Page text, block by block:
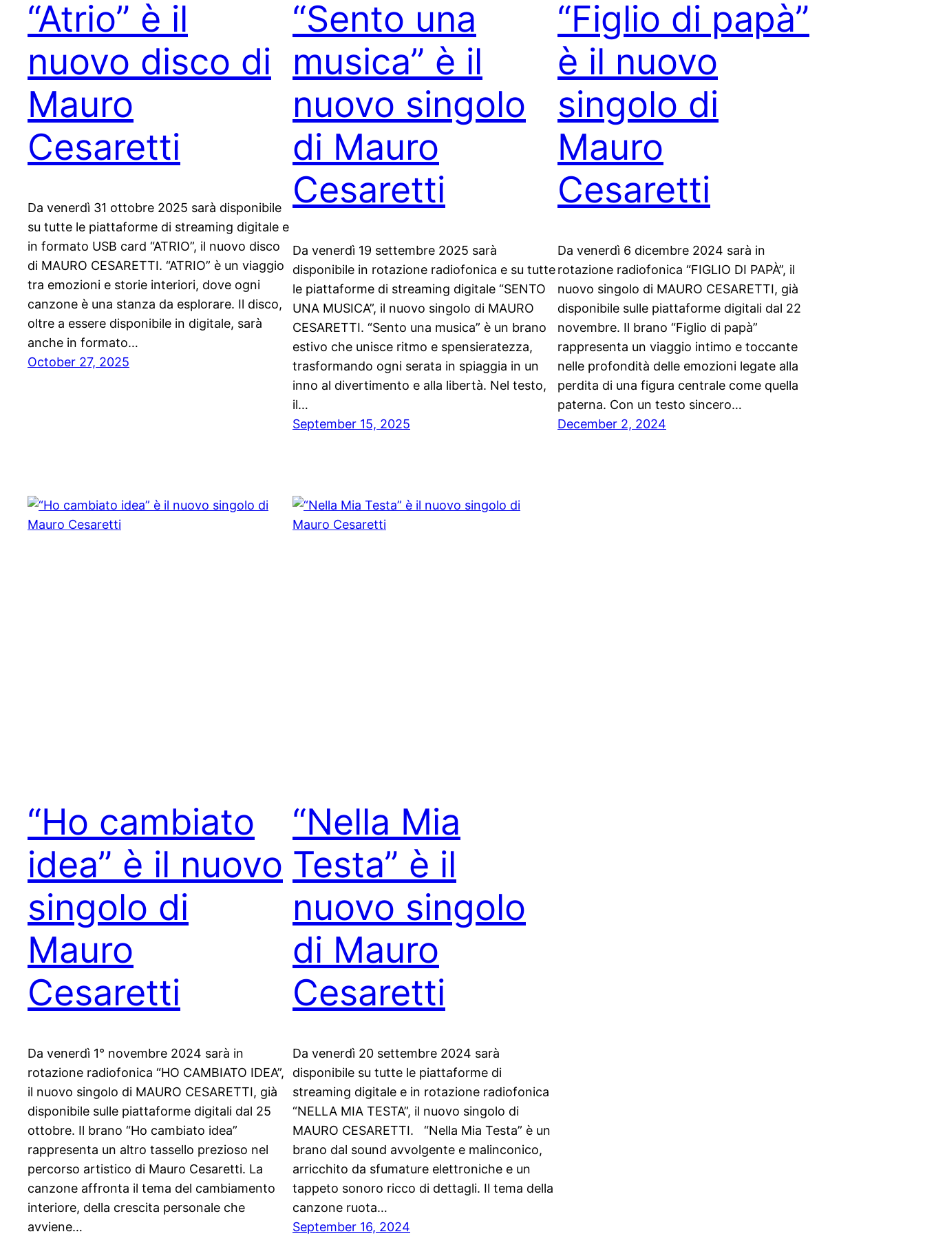
“Atrio” è il
nuovo disco di
Mauro
Cesaretti
Da venerdì 31 ottobre 2025 sarà disponibile
su tutte le piattaforme di streaming digitale e
in formato USB card “ATRIO”, il nuovo disco
di MAURO CESARETTI. “ATRIO” è un viaggio
tra emozioni e storie interiori, dove ogni
canzone è una stanza da esplorare. Il disco,
oltre a essere disponibile in digitale, sarà
anche in formato…
October 27, 2025
“Sento una
musica” è il
nuovo singolo
di Mauro
Cesaretti
Da venerdì 19 settembre 2025 sarà
disponibile in rotazione radiofonica e su tutte
le piattaforme di streaming digitale “SENTO
UNA MUSICA”, il nuovo singolo di MAURO
CESARETTI. “Sento una musica” è un brano
estivo che unisce ritmo e spensieratezza,
trasformando ogni serata in spiaggia in un
inno al divertimento e alla libertà. Nel testo,
il…
September 15, 2025
“Figlio di papà”
è il nuovo
singolo di
Mauro
Cesaretti
Da venerdì 6 dicembre 2024 sarà in
rotazione radiofonica “FIGLIO DI PAPÀ”, il
nuovo singolo di MAURO CESARETTI, già
disponibile sulle piattaforme digitali dal 22
novembre. Il brano “Figlio di papà”
rappresenta un viaggio intimo e toccante
nelle profondità delle emozioni legate alla
perdita di una figura centrale come quella
paterna. Con un testo sincero…
December 2, 2024
“Ho cambiato
idea” è il nuovo
singolo di
Mauro
Cesaretti
Da venerdì 1° novembre 2024 sarà in
rotazione radiofonica “HO CAMBIATO IDEA”,
il nuovo singolo di MAURO CESARETTI, già
disponibile sulle piattaforme digitali dal 25
ottobre. Il brano “Ho cambiato idea”
rappresenta un altro tassello prezioso nel
percorso artistico di Mauro Cesaretti. La
canzone affronta il tema del cambiamento
interiore, della crescita personale che
avviene…
“Nella Mia
Testa” è il
nuovo singolo
di Mauro
Cesaretti
Da venerdì 20 settembre 2024 sarà
disponibile su tutte le piattaforme di
streaming digitale e in rotazione radiofonica
“NELLA MIA TESTA”, il nuovo singolo di
MAURO CESARETTI. “Nella Mia Testa” è un
brano dal sound avvolgente e malinconico,
arricchito da sfumature elettroniche e un
tappeto sonoro ricco di dettagli. Il tema della
canzone ruota…
September 16, 2024